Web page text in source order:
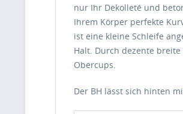
nur Ihr Dekolleté und
Ihrem Körper perfekte
ist eine kleine Schleife
Halt. Durch dezente
Obercups.
Der BH lässt sich hinten